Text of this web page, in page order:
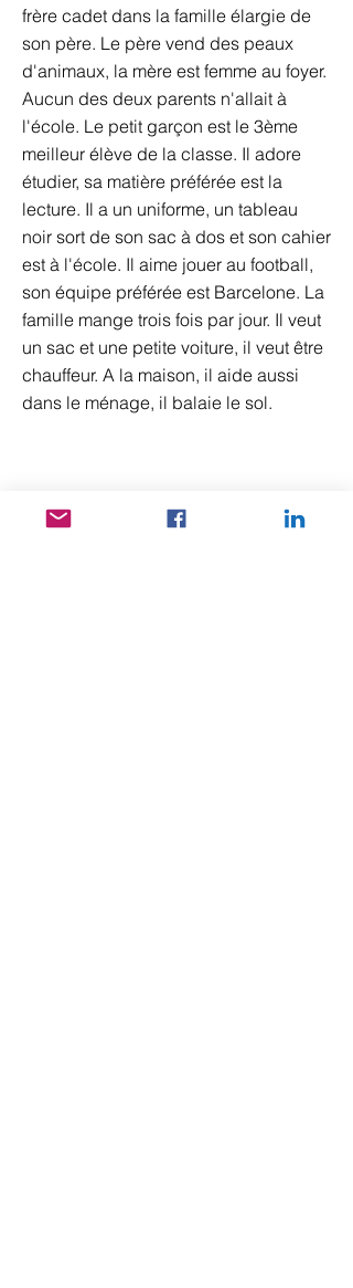
frère cadet dans la famille élargie de
son père. Le père vend des peaux
d'animaux, la mère est femme au foyer.
Aucun des deux parents n'allait à
l'école. Le petit garçon est le 3ème
meilleur élève de la classe. Il adore
étudier, sa matière préférée est la
lecture. Il a un uniforme, un tableau
noir sort de son sac à dos et son cahier
est à l'école. Il aime jouer au football,
son équipe préférée est Barcelone. La
famille mange trois fois par jour. Il veut
un sac et une petite voiture, il veut être
chauffeur. A la maison, il aide aussi
dans le ménage, il balaie le sol.